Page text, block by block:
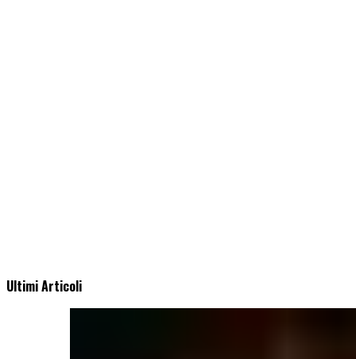
Ultimi Articoli